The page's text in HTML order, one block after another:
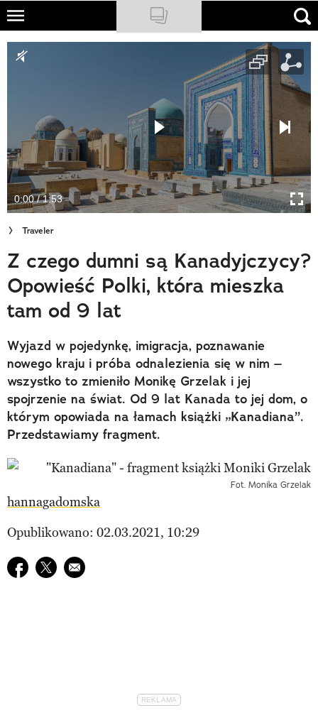
Skip
main
NATIONAL GEOGRAPHIC
Sklep
Newsletter
Cuda Polski
Wielki Konkurs Fotograficzny
Trendbook Podróżniczy
Polecane
0:00 / 1:53
Traveler
Z czego dumni są Kanadyjczycy?
Opowieść Polki, która mieszka
tam od 9 lat
Wyjazd w pojedynkę, imigracja, poznawanie
nowego kraju i próba odnalezienia się w nim –
wszystko to zmieniło Monikę Grzelak i jej
spojrzenie na świat. Od 9 lat Kanada to jej dom, o
którym opowiada na łamach książki „Kanadiana”.
Przedstawiamy fragment.
Fot. Monika Grzelak
hannagadomska
Opublikowano: 02.03.2021, 10:29
Udostępnij na facebook
Udostępnij na twitter
E-mail do przyjaciela